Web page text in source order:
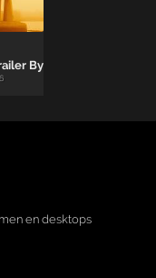
By the Creek 2026
en desktops